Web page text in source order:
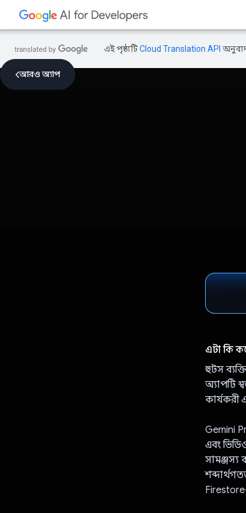
এই পৃষ্ঠাটিCloud Translation API
আরও অ্যাপ
এটা কি
হুটস
অ্যাপটি
Gemini
এবং
সামঞ্জস্য